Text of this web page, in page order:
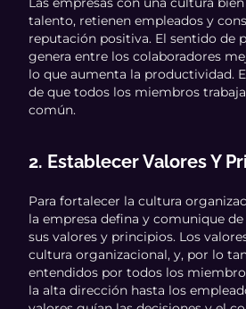
talento, retienen empleados y
reputación positiva. El sentido de
genera entre los colaboradores
lo que aumenta la productividad.
de que todos los miembros
común.
2. Establecer Valores Y
Para fortalecer la cultura
la empresa defina y comunique
sus valores y principios. Los
cultura organizacional, y, por lo
entendidos por todos los
la alta dirección hasta los